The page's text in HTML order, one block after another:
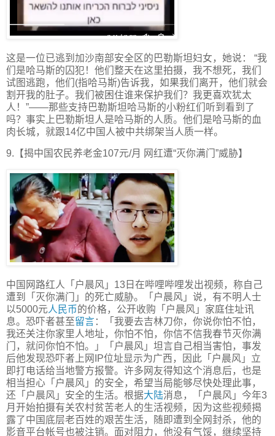
这是一位已逃到加沙南部安全区的巴勒斯坦妇女，她说： “我
们是哈马斯的囚犯！他们整天在这里拍摄，我不想死，我们
试图逃跑，他们(指哈马斯)告诉我，如果我们离开，他们就会
割开我的肚子。我们被困住谁来保护我们？我更喜欢犹太
人！”——那些支持巴勒斯坦哈马斯的小粉红们听到看到了
吗？事实上巴勒斯坦人是哈马斯的人质。他们是哈马斯的血
肉长城，就跟14亿中国人被中共绑架当人质一样。
9.【揭中国农民养老金107元/月 网红遭“灭你满门”威胁】
中国网路红人「户晨风」13日在哔哩哔哩发出视频，称自己
遭到「灭你满门」的死亡威胁。「户晨风」说，有不明人士
以5000元人民币的价格，公开收购「户晨风」家庭住址讯
息。恐吓者甚至留言 ：「我要去吉林刀你，你说你怕不怕，
我还关注你家里人地址，你怕不怕，你信不信我春节灭你满
门，就问你怕不怕。」「户晨风」坦言自己相当害怕，事发
后他发现恐吓者上网IP位址显示为广西，因此「户晨风」立
即打电话给当地警方报警。许多网友得知这个消息后，也是
相当担心「户晨风」的安全，希望当局能够尽快处理此事，
还「户晨风」安全的生活。根据大陆消息，「户晨风」今年3
月开始拍摄有关农村贫苦老人的生活视频，因为这些视频揭
露了中国底层老百姓的艰苦生活，随即遭到全网封杀，他的
影音平台帐号也被注销。面对阻力，他没有气馁，继续坚持